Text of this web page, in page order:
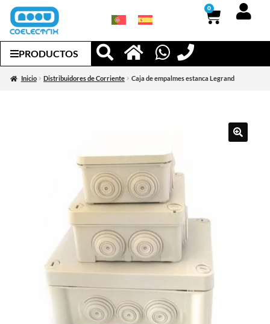
0
PRODUCTOS
Inicio Distribuidores de Corriente Caja de empalmes estanca Legrand